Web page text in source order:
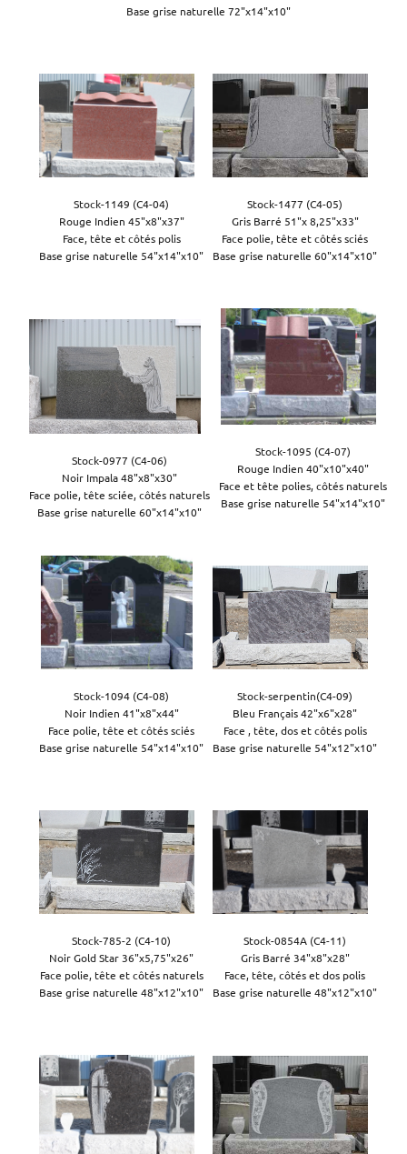
Base grise naturelle 72"x14"x10"
Stock-1149 (C4-04)
Rouge Indien 45"x8"x37"
Face, tête et côtés polis
Base grise naturelle 54"x14"x10"
Stock-1477 (C4-05)
Gris Barré 51"x 8,25"x33"
Face polie, tête et côtés sciés
Base grise naturelle 60"x14"x10"
Stock-0977 (C4-06)
Noir Impala 48"x8"x30"
Face polie, tête sciée, côtés naturels
Base grise naturelle 60"x14"x10"
Stock-1095 (C4-07)
Rouge Indien 40"x10"x40"
Face et tête polies, côtés naturels
Base grise naturelle 54"x14"x10"
Stock-1094 (C4-08)
Noir Indien 41"x8"x44"
Face polie, tête et côtés sciés
Base grise naturelle 54"x14"x10"
Stock-serpentin(C4-09)
Bleu Français 42"x6"x28"
Face , tête, dos et côtés polis
Base grise naturelle 54"x12"x10"
Stock-785-2 (C4-10)
Noir Gold Star 36"x5,75"x26"
Face polie, tête et côtés naturels
Base grise naturelle 48"x12"x10"
Stock-0854A (C4-11)
Gris Barré 34"x8"x28"
Face, tête, côtés et dos polis
Base grise naturelle 48"x12"x10"